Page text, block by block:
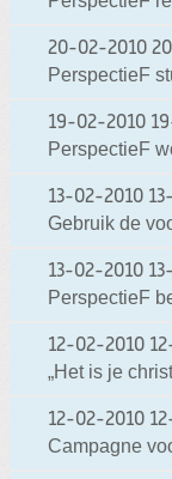
20-02-2010
PerspectieF
19-02-2010
PerspectieF
13-02-2010
Gebruik de
13-02-2010
PerspectieF
12-02-2010
„Het is je
12-02-2010
Campagne